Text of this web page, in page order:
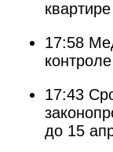
квартире
17:58
17:43
до 15